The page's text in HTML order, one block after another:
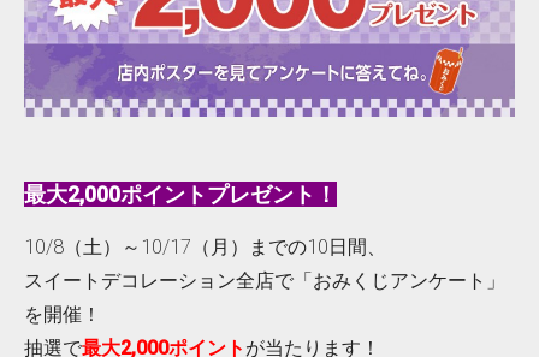
最大2,000ポイントプレゼント！
10/8（土）～10/17（月）までの10日間、
スイートデコレーション全店で「おみくじアンケート」
を開催！
抽選で最大2,000ポイント が当たります！